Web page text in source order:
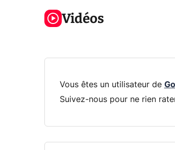
Vidéos
la prochaine
Xbox !
Vous êtes un utilisateur de
Suivez-nous pour ne rien